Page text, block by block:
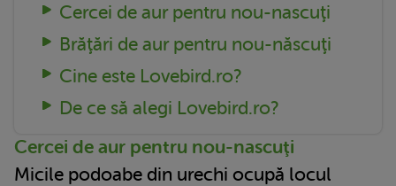
Cercei de aur pentru nou-nascuţi
Brăţări de aur pentru nou-născuţi
Cine este Lovebird.ro?
De ce să alegi Lovebird.ro?
Cercei de aur pentru nou-nascuţi
Micile podoabe din urechi ocupă locul